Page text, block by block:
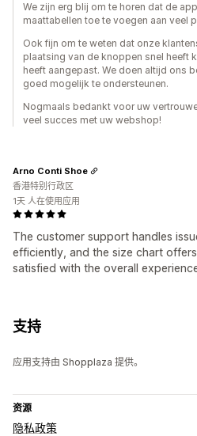
We zijn erg blij om te horen dat de
maattabellen toe te voegen aan veel
Ook fijn om te weten dat onze
plaatsing van de knoppen snel heeft
heeft aangepast. We doen altijd ons
goed mogelijk te ondersteunen.
Nogmaals bedankt voor uw
veel succes met uw webshop!
The customer support handles
efficiently, and the size chart
satisfied with the overall
Arno Conti Shoe
香港特别行政区
1天 人在使用应用
支持
应用支持由 Shopplaza 提供。
资源
隐私政策